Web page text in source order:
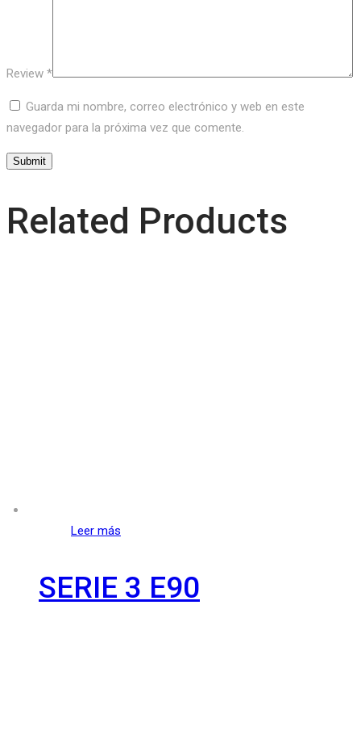
Review *
Guarda mi nombre, correo electrónico y web en este
navegador para la próxima vez que comente.
Related Products
Leer más
SERIE 3 E90